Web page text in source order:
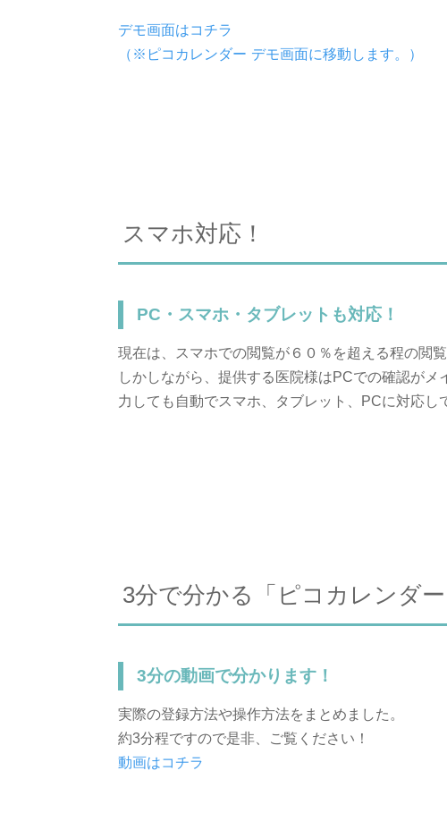
デモ画面はコチラ
（※ピコカレンダー デモ画面に移動します。）
スマホ対応！
PC・スマホ・タブレットも対応！
現在は、スマホでの閲覧が６０％を超える程の閲
しかしながら、提供する医院様はPCでの確認が
力しても自動でスマホ、タブレット、PCに対応し
3分で分かる「ピコカレンダー
3分の動画で分かります！
実際の登録方法や操作方法をまとめました。
約3分程ですので是非、ご覧ください！
動画はコチラ